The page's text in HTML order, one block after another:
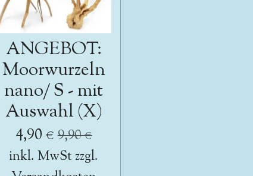
ANGEBOT:
Moorwurzeln
nano/ S - mit
Auswahl (X)
4,90 € 9,90 €
inkl. MwSt zzgl.